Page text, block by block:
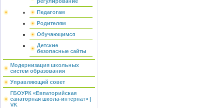
Педагогам
Родителям
Обучающимся
Детские
безопасные сайты
Модернизация школьных
систем образования
Управляющий совет
ГБОУРК «Евпаторийская
санаторная школа-интернат» |
VK